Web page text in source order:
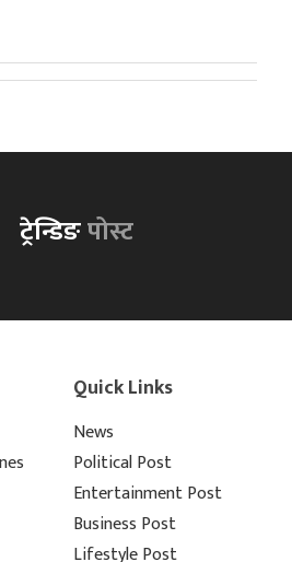
ट्रेन्डिङपोस्ट
Quick Links
News
Political Post
Entertainment Post
Business Post
Lifestyle Post